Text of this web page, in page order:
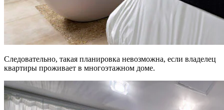
Следовательно, такая планировка невозможна, если владелец
квартиры проживает в многоэтажном доме.